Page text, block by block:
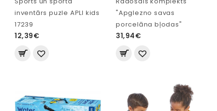
inventārs puzle APLI kids
17239
12,39€
"Apglezno savas
porcelāna bļodas"
31,94€